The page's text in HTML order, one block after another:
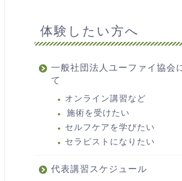
体験したい方へ
一般社団法人ユーファイ協会
て
オンライン講習など
施術を受けたい
セルフケアを学びたい
セラピストになりたい
代表講習スケジュール